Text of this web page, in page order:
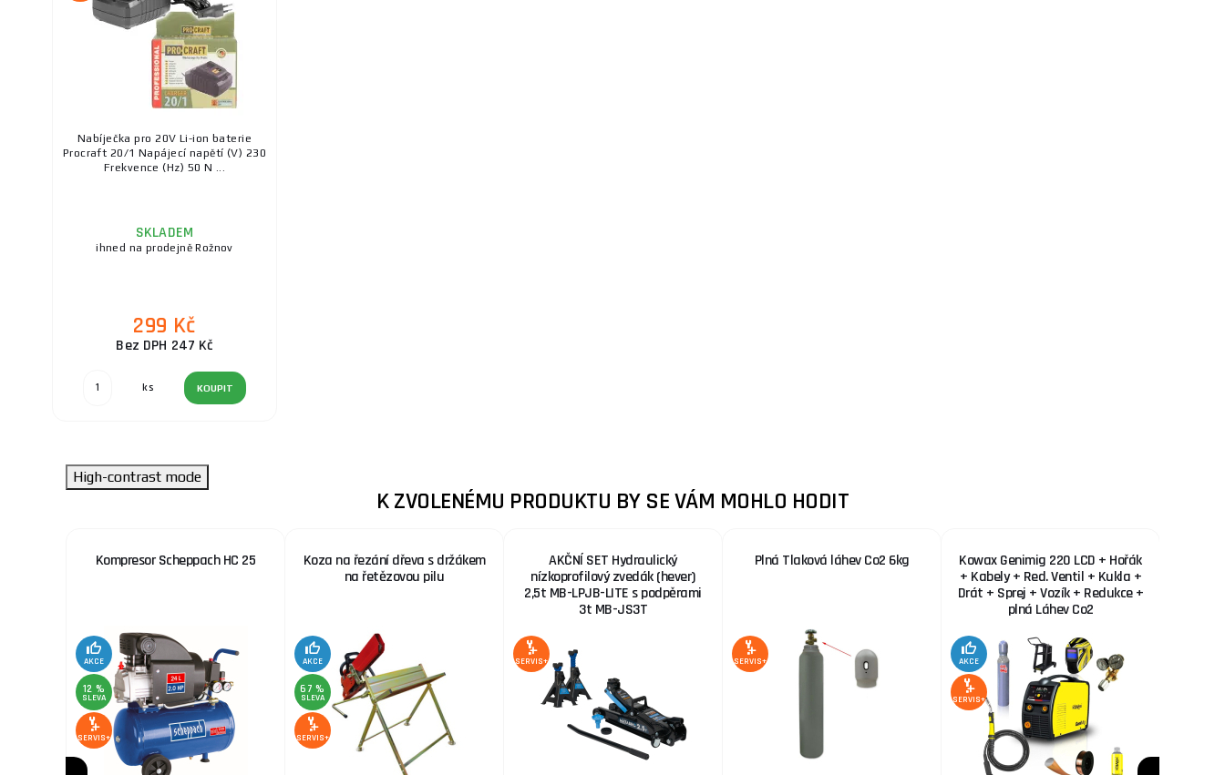
Nabíječka pro 20V Li-ion baterie
Procraft 20/1 Napájecí napětí (V) 230
Frekvence (Hz) 50 N ...
SKLADEM
ihned na prodejně Rožnov
299 Kč
Bez DPH 247 Kč
ks KOUPIT
High-contrast mode
K ZVOLENÉMU PRODUKTU BY SE VÁM MOHLO HODIT
Kompresor Scheppach HC 25
AKCE
12 %
SLEVA
SERVIS+
Koza na řezání dřeva s držákem
na řetězovou pilu
AKCE
67 %
SLEVA
SERVIS+
AKČNÍ SET Hydraulický
nízkoprofilový zvedák (hever)
2,5t MB-LPJB-LITE s podpěrami
3t MB-JS3T
SERVIS+
Plná Tlaková láhev Co2 6kg
SERVIS+
Kowax Genimig 220 LCD + Hořák
+ Kabely + Red. Ventil + Kukla +
Drát + Sprej + Vozík + Redukce +
plná Láhev Co2
AKCE
SERVIS+